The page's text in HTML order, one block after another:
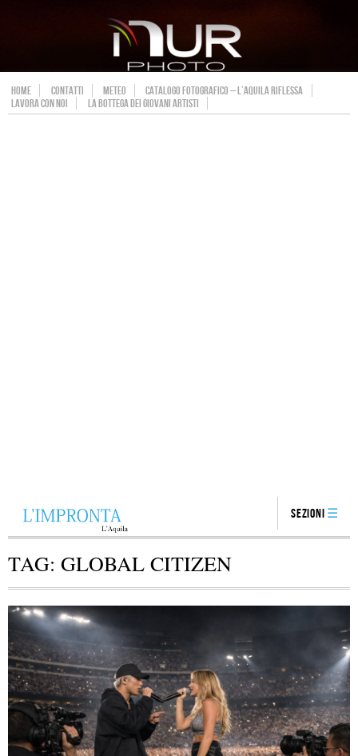
HOME CONTATTI METEO
CATALOGO FOTOGRAFICO – L’AQUILA RIFLESSA
LAVORA CON NOI
LA BOTTEGA DEI GIOVANI ARTISTI
Sezioni
TAG: GLOBAL CITIZEN